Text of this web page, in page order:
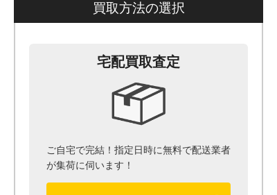
買取方法の選択
宅配買取査定
ご自宅で完結！指定日時に無料で配送業者
が集荷に伺います！